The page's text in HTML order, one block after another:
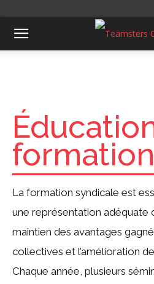
formation
La formation syndicale est
une représentation adéquate
maintien des avantages
collectives et l’amélioration
Chaque année, plusieurs